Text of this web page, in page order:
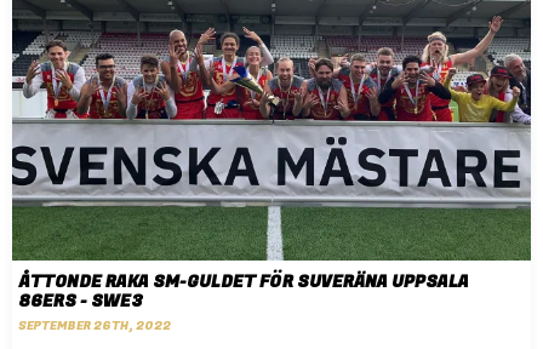
ÅTTONDE RAKA SM-GULDET FÖR SUVERÄNA UPPSALA
86ERS - SWE3
SEPTEMBER 26TH, 2022